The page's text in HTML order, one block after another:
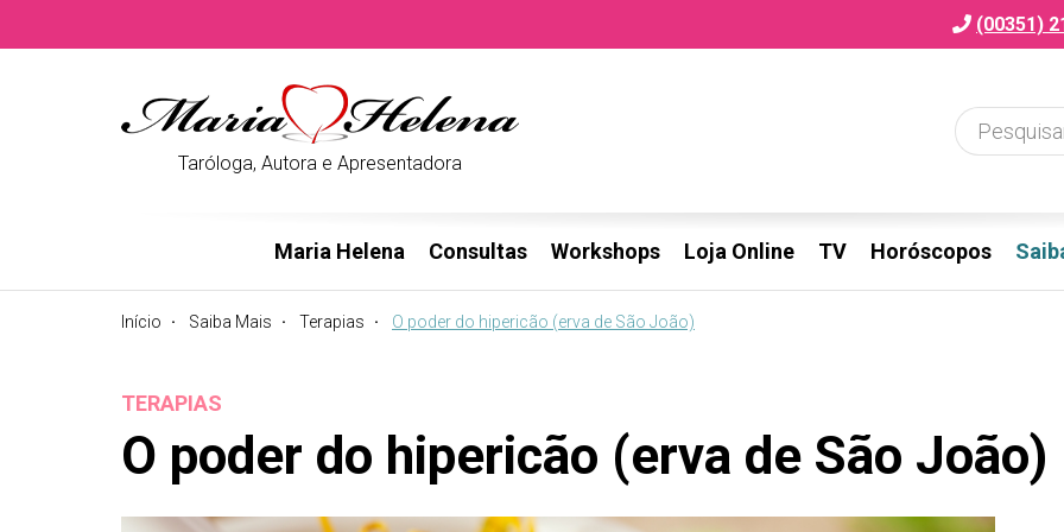
(00351)
Taróloga, Autora e Apresentadora
Maria Helena Consultas Workshops Loja Online TV Horóscopos
Início Saiba Mais Terapias O poder do hipericão (erva de São João)
TERAPIAS
O poder do hipericão (erva de São João)